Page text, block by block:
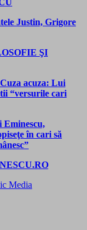
Justin, Grigore
ŞI
acuza: Lui
“versurile cari
în cari să